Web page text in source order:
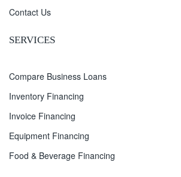
Contact Us
SERVICES
Compare Business Loans
Inventory Financing
Invoice Financing
Equipment Financing
Food & Beverage Financing